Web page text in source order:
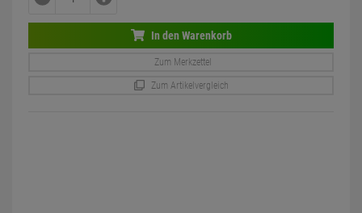
In den Warenkorb
Zum Merkzettel
Zum Artikelvergleich